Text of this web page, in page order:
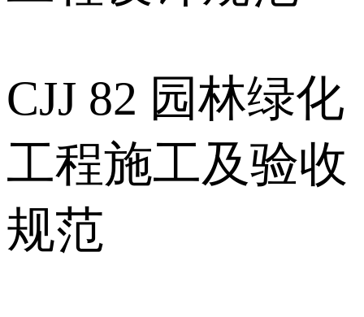
CJJ 82 园林绿化
工程施工及验收
规范